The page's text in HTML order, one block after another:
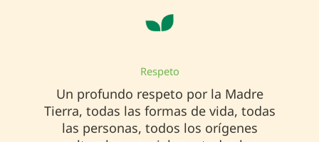
Respeto
Un profundo respeto por la Madre
Tierra, todas las formas de vida, todas
las personas, todos los orígenes